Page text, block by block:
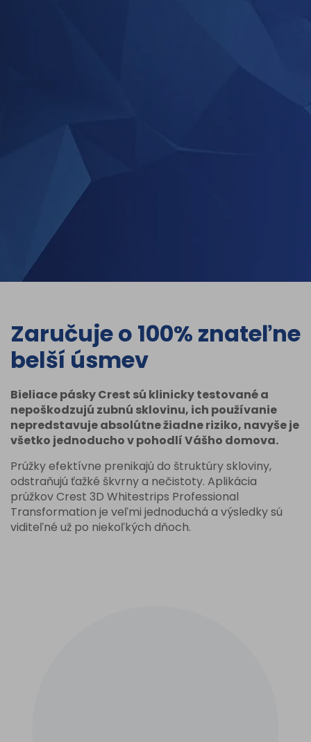
Zaručuje o 100% znateľne
belší úsmev
Bieliace pásky Crest sú klinicky testované a
nepoškodzujú zubnú sklovinu, ich používanie
nepredstavuje absolútne žiadne riziko, navyše je
všetko jednoducho v pohodlí Vášho domova.
Prúžky efektívne prenikajú do štruktúry skloviny,
odstraňujú ťažké škvrny a nečistoty. Aplikácia
prúžkov Crest 3D Whitestrips Professional
Transformation je veľmi jednoduchá a výsledky sú
viditeľné už po niekoľkých dňoch.